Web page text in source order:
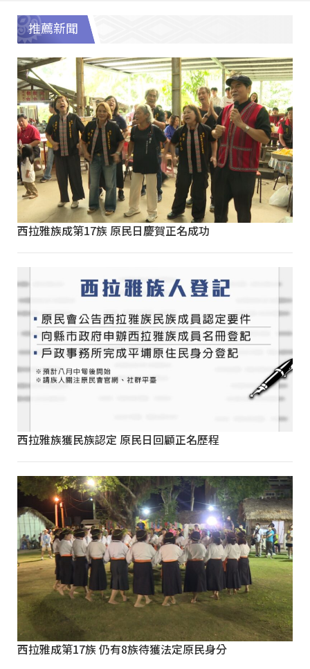
推薦新聞
西拉雅族成第17族 原民日慶賀正名成功
西拉雅族獲民族認定 原民日回顧正名歷程
西拉雅成第17族 仍有8族待獲法定原民身分